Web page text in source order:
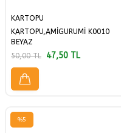
KARTOPU
KARTOPU,AMİGURUMİ K0010
BEYAZ
50,00TL 47,50 TL
%5